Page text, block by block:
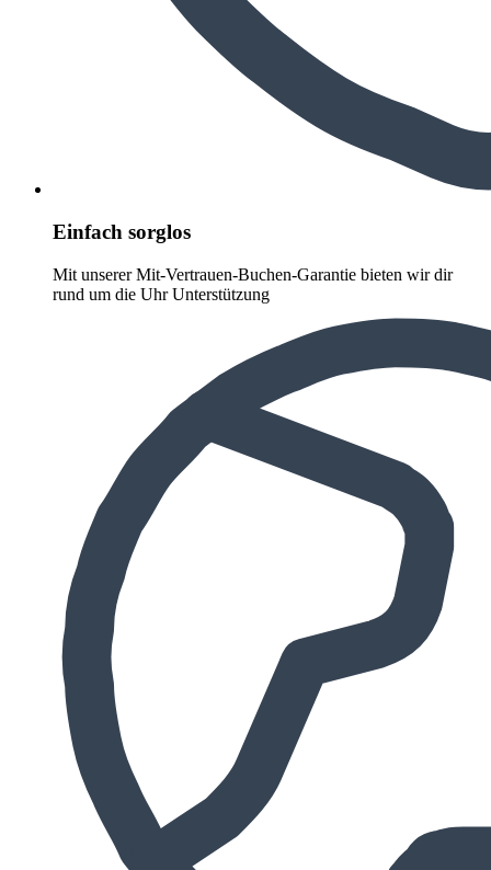
Einfach sorglos
Mit unserer Mit-Vertrauen-Buchen-Garantie bieten wir dir
rund um die Uhr Unterstützung